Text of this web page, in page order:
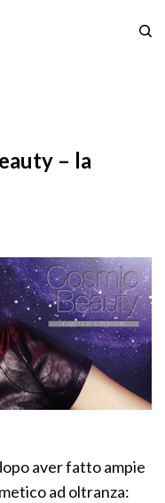
– la
aver fatto ampie
ad oltranza: